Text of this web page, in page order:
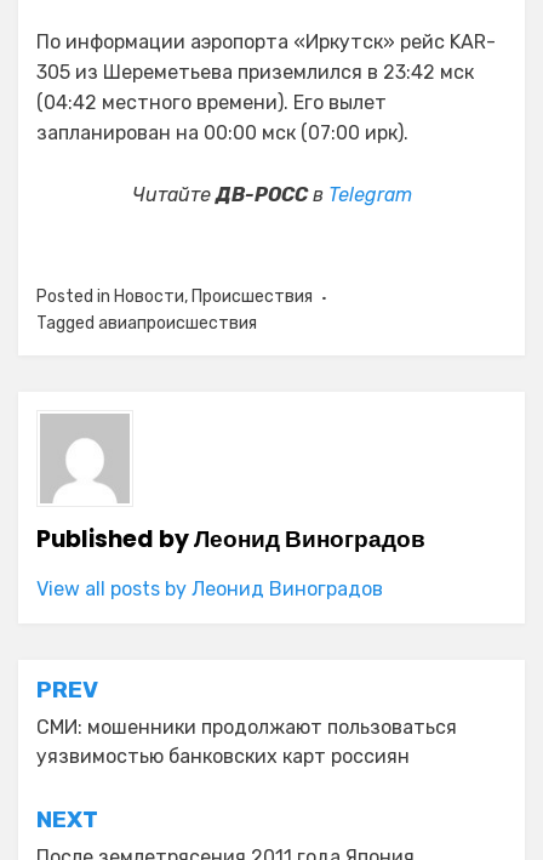
По информации аэропорта «Иркутск» рейс KAR-
305 из Шереметьева приземлился в 23:42 мск
(04:42 местного времени). Его вылет
запланирован на 00:00 мск (07:00 ирк).
ЧитайтеДВ-РОССв Telegram
Posted in Новости, Происшествия
Tagged авиапроисшествия
Published byЛеонид Виноградов
View all posts by Леонид Виноградов
Навигация
по
записям
PREV
СМИ: мошенники продолжают пользоваться
уязвимостью банковских карт россиян
NEXT